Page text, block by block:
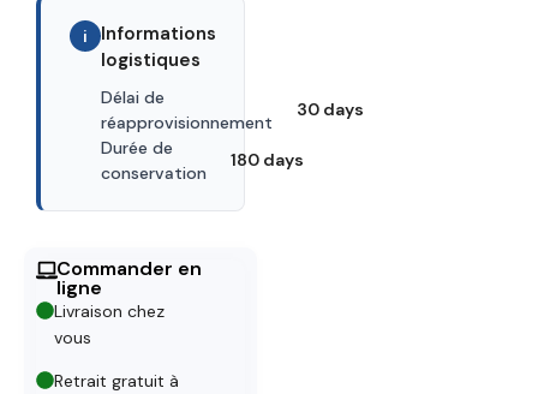
i
Informations
logistiques
Délai de
réapprovisionnement
30 days
Durée de
conservation
180 days
Commander en
ligne
Livraison chez
vous
Retrait gratuit à